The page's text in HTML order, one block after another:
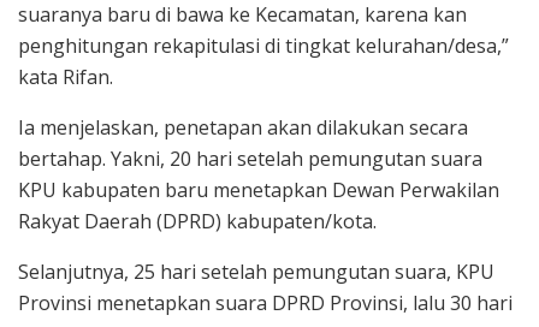
suaranya baru di bawa ke Kecamatan, karena kan
penghitungan rekapitulasi di tingkat kelurahan/desa,”
kata Rifan.
Ia menjelaskan, penetapan akan dilakukan secara
bertahap. Yakni, 20 hari setelah pemungutan suara
KPU kabupaten baru menetapkan Dewan Perwakilan
Rakyat Daerah (DPRD) kabupaten/kota.
Selanjutnya, 25 hari setelah pemungutan suara, KPU
Provinsi menetapkan suara DPRD Provinsi, lalu 30 hari